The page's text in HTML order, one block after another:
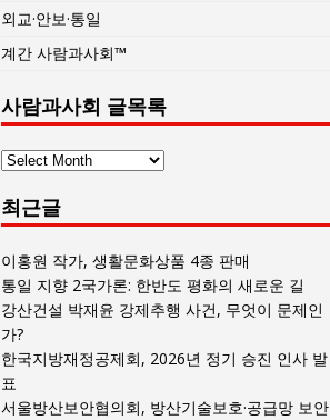
외교·안보·통일
계간 사람과사회™
사람과사회 글목록
사
과
사
회
글
목
록
최근글
이홍원 작가, 생활문화상품 4종 판매
통일 지향 2국가론: 한반도 평화의 새로운 길
강산건설 박재윤 강제추행 사건, 무엇이 문제인
가?
한국지방재정공제회, 2026년 정기 승진 인사 발
표
서울방산보안협의회, 방산기술보호·공급망 보안